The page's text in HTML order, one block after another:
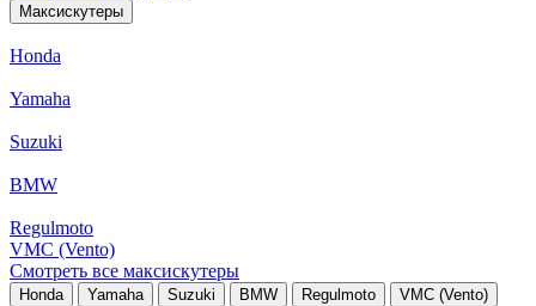
Максискутеры
Honda
Yamaha
Suzuki
BMW
Regulmoto
VMC (Vento)
Смотреть все максискутеры
Honda Yamaha Suzuki BMW Regulmoto VMC (Vento)